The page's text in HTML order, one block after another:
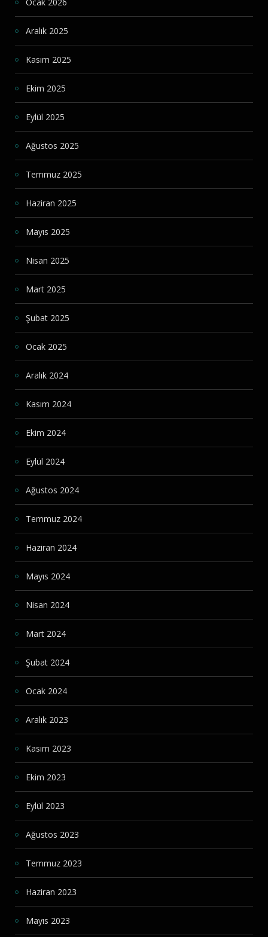
Aralık 2025
Kasım 2025
Ekim 2025
Eylül 2025
Ağustos 2025
Temmuz 2025
Haziran 2025
Mayıs 2025
Nisan 2025
Mart 2025
Şubat 2025
Ocak 2025
Aralık 2024
Kasım 2024
Ekim 2024
Eylül 2024
Ağustos 2024
Temmuz 2024
Haziran 2024
Mayıs 2024
Nisan 2024
Mart 2024
Şubat 2024
Ocak 2024
Aralık 2023
Kasım 2023
Ekim 2023
Eylül 2023
Ağustos 2023
Temmuz 2023
Haziran 2023
Mayıs 2023